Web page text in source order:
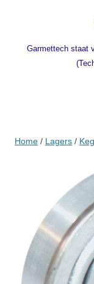
Garmettech staat
Home / Lagers /